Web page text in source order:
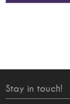
Stay in touch!